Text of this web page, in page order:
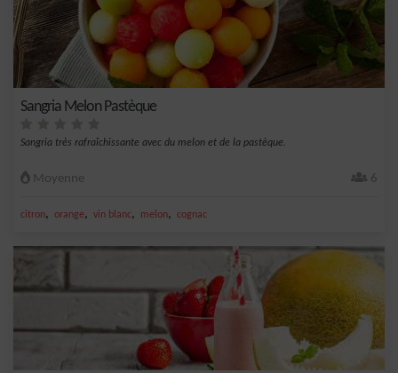
Sangria Melon Pastèque
Sangria très rafraîchissante avec du melon et de la pastèque.
Moyenne 6
citron, orange, vin blanc, melon, cognac